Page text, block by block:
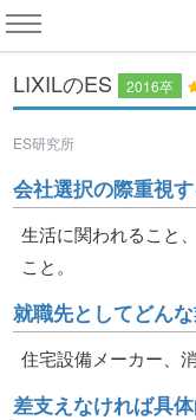
LIXILのES 2016卒
ES研究所
会社選択の際重視
生活に関われること
こと。
就職先としてどん
住宅設備メーカー、
差支えなければ具